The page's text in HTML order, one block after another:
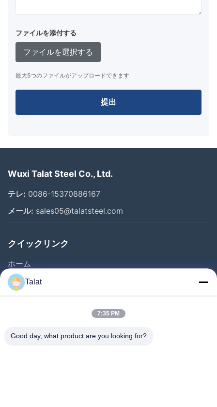
ファイルを添付する
ファイルを選択する
最大5つのファイルがアップロードできます
提出
Wuxi Talat Steel Co., Ltd.
テレ: 0086-15370886167
メール: sales05@talatsteel.com
クイックリンク
ホーム
製品
企業情報
品質管理
Talat
7:35 PM
Good day, what product are you looking for?